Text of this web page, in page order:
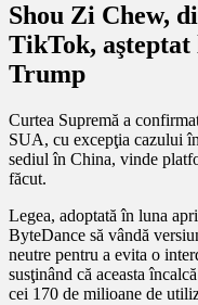
Shou Zi Chew,
TikTok,
Trump
Curtea Supremă a
SUA, cu excepţia cazului
sediul în China, vinde
făcut.
Legea, adoptată în luna
ByteDance să vândă
neutre pentru a evita o
susţinând că aceasta
cei 170 de milioane de